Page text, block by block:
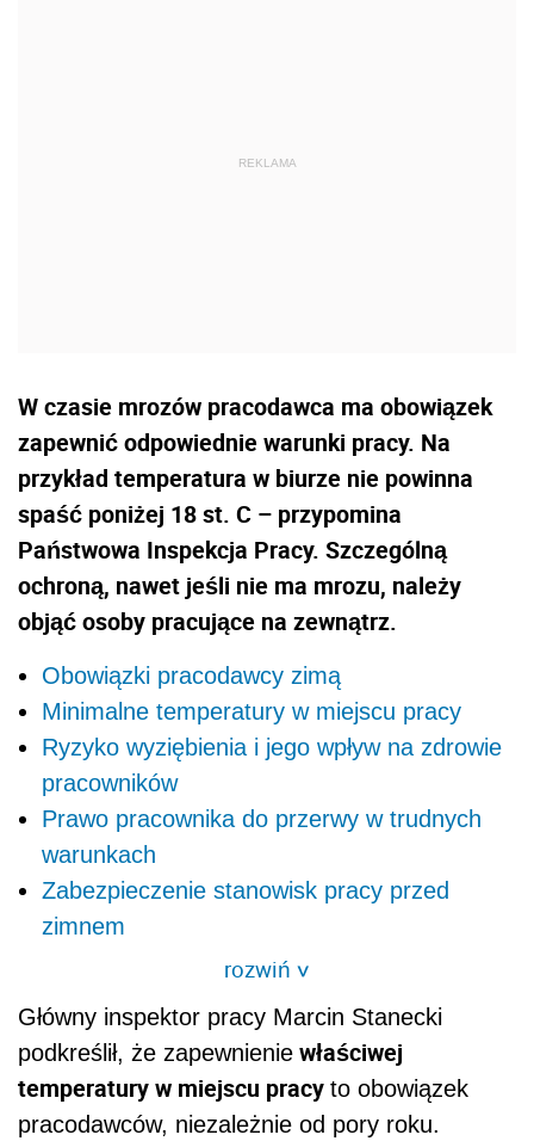
W czasie mrozów pracodawca ma obowiązek
zapewnić odpowiednie warunki pracy. Na
przykład temperatura w biurze nie powinna
spaść poniżej 18 st. C – przypomina
Państwowa Inspekcja Pracy. Szczególną
ochroną, nawet jeśli nie ma mrozu, należy
objąć osoby pracujące na zewnątrz.
Obowiązki pracodawcy zimą
Minimalne temperatury w miejscu pracy
Ryzyko wyziębienia i jego wpływ na zdrowie
pracowników
Prawo pracownika do przerwy w trudnych
warunkach
Zabezpieczenie stanowisk pracy przed
zimnem
rozwiń>
Główny inspektor pracy Marcin Stanecki
podkreślił, że zapewnienie właściwej
temperatury w miejscu pracy to obowiązek
pracodawców, niezależnie od pory roku.